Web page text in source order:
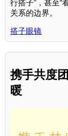
行搭子”，甚至“
关系的边界。
搭子眼镜
携手共度
暖